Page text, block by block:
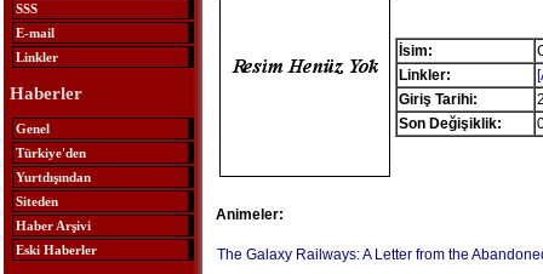
SSS
E-mail
Linkler
Haberler
Genel
Türkiye'den
Yurtdışından
Siteden
Haber Arşivi
Eski Haberler
İsim:
Linkler:
Giriş Tarihi:
Son Değişiklik:
Animeler:
The Galaxy Railways: A Letter from the